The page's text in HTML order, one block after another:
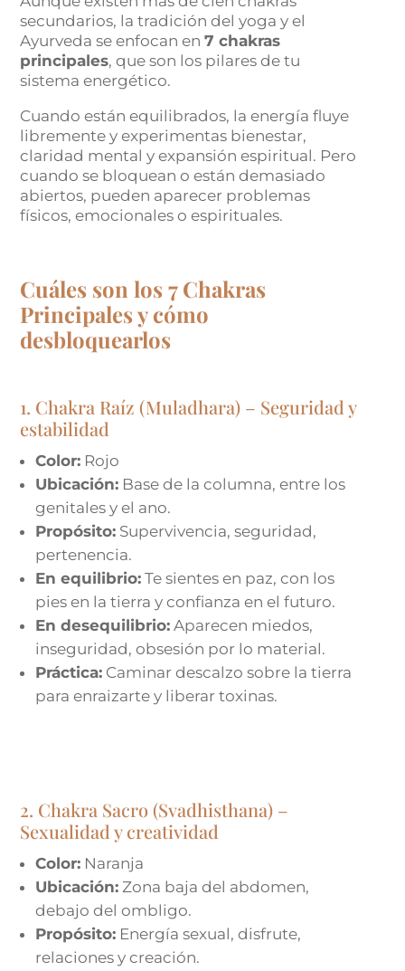
secundarios, la tradición del yoga y el
Ayurveda se enfocan en7 chakras
principales, que son los pilares de tu
sistema energético.
Cuando están equilibrados, la energía fluye
libremente y experimentas bienestar,
claridad mental y expansión espiritual. Pero
cuando se bloquean o están demasiado
abiertos, pueden aparecer problemas
físicos, emocionales o espirituales.
Cuáles son los 7 Chakras
Principales y cómo
desbloquearlos
1. Chakra Raíz (Muladhara) – Seguridad y
estabilidad
Color: Rojo
Ubicación: Base de la columna, entre los
genitales y el ano.
Propósito: Supervivencia, seguridad,
pertenencia.
En equilibrio: Te sientes en paz, con los
pies en la tierra y confianza en el futuro.
En desequilibrio: Aparecen miedos,
inseguridad, obsesión por lo material.
Práctica: Caminar descalzo sobre la tierra
para enraizarte y liberar toxinas.
2. Chakra Sacro (Svadhisthana) –
Sexualidad y creatividad
Color: Naranja
Ubicación: Zona baja del abdomen,
debajo del ombligo.
Propósito: Energía sexual, disfrute,
relaciones y creación.